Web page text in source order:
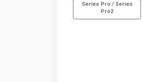
Series Pro / Series
Pro2